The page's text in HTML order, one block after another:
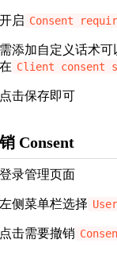
开启 Consent
需添加自定义话术可
在 Client consent
点击保存即可
Consent
登录管理页面
左侧菜单栏选择
点击需要撤销